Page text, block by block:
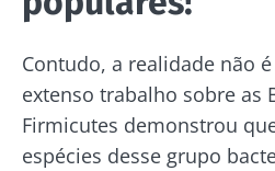
Contudo, a realidade não
extenso trabalho sobre as
Firmicutes demonstrou
espécies desse grupo